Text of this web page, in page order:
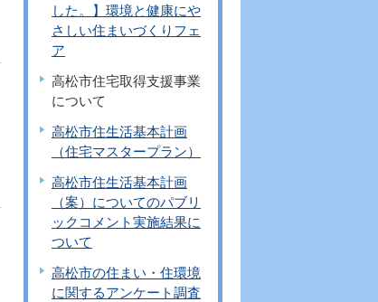
した。】環境と健康にや
さしい住まいづくりフェ
ア
高松市住宅取得支援事業
について
高松市住生活基本計画
（住宅マスタープラン）
高松市住生活基本計画
（案）についてのパブリ
ックコメント実施結果に
ついて
高松市の住まい・住環境
に関するアンケート調査